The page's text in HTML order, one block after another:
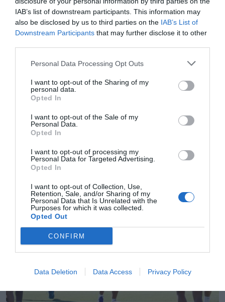
IAB’s list of downstream participants. This information may
also be disclosed by us to third parties on the IAB’s List of
Downstream Participants that may further disclose it to other
Personal Data Processing Opt Outs
I want to opt-out of the Sharing of my
personal data.
Opted In
I want to opt-out of the Sale of my
Personal Data.
Opted In
I want to opt-out of processing my
Personal Data for Targeted Advertising.
Opted In
I want to opt-out of Collection, Use,
Retention, Sale, and/or Sharing of my
Personal Data that Is Unrelated with the
Purposes for which it was collected.
Opted Out
CONFIRM
Data Deletion Data Access Privacy Policy
2Playbook
El CF Fuenlabrada ficha en el Getafe a su nuevo